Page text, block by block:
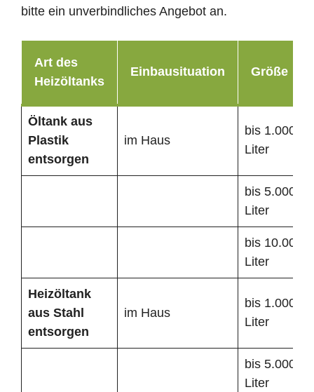
bitte ein unverbindliches Angebot an.
Art des
Heizöltanks
Einbausituation Größe
Öltank aus
Plastik
entsorgen
im Haus
bis 1.000
Liter
bis 5.000
Liter
bis 10.000
Liter
Heizöltank
aus Stahl
entsorgen
im Haus
bis 1.000
Liter
bis 5.000
Liter